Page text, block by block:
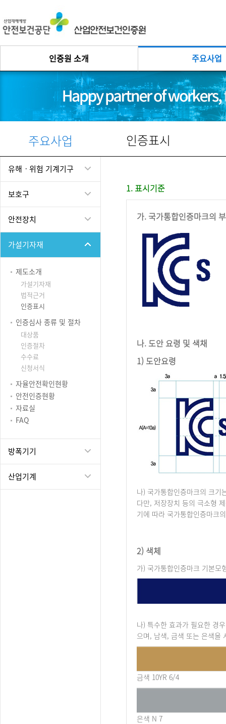
인증원 소개 주요사업
주요사업
유해ㆍ위험 기계기구
보호구
안전장치
가설기자재
제도소개
가설기자재
법적근거
인증표시
인증심사 종류 및 절차
대상품
인증절차
수수료
신청서식
자율안전확인현황
안전인증현황
자료실
FAQ
방폭기기
산업기계
인증표시
1. 표시기준
가. 국가통합인증마크의
나. 도안 요령 및 색채
1) 도안요령
나) 국가통합인증마크의 크
다만, 저장장치 등의 극소형
기에 따라 국가통합인증마크
2) 색체
가) 국가통합인증마크 기본모
나) 특수한 효과가 필요한 경
으며, 남색, 금색 또는 은색을
금색 10YR 6/4
은색 N 7